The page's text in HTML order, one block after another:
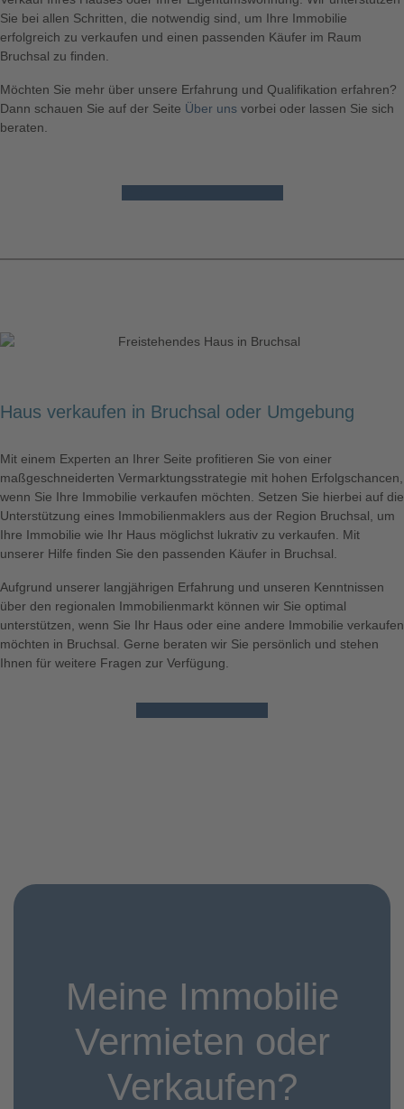
Sie bei allen Schritten, die notwendig sind, um Ihre Immobilie
erfolgreich zu verkaufen und einen passenden Käufer im Raum
Bruchsal zu finden.
Möchten Sie mehr über unsere Erfahrung und Qualifikation erfahren?
Dann schauen Sie auf der Seite Über uns vorbei oder lassen Sie sich
beraten.
Haus verkaufen in Bruchsal oder Umgebung
Mit einem Experten an Ihrer Seite profitieren Sie von einer
maßgeschneiderten Vermarktungsstrategie mit hohen Erfolgschancen,
wenn Sie Ihre Immobilie verkaufen möchten. Setzen Sie hierbei auf die
Unterstützung eines Immobilienmaklers aus der Region Bruchsal , um
Ihre Immobilie wie Ihr Haus möglichst lukrativ zu verkaufen . Mit
unserer Hilfe finden Sie den passenden Käufer in Bruchsal
Aufgrund unserer langjährigen Erfahrung und unseren Kenntnissen
über den regionalen Immobilienmarkt können wir Sie optimal
unterstützen, wenn Sie Ihr Haus oder eine andere Immobilie verkaufen
möchten in Bruchsal . Gerne beraten wir Sie persönlich und stehen
Ihnen für weitere Fragen zur Verfügung.
Meine Immobilie
Vermieten oder
Verkaufen?